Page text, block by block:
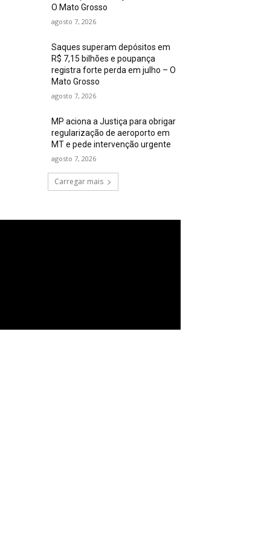
O Mato Grosso
agosto 7, 2026
Saques superam depósitos em
R$ 7,15 bilhões e poupança
registra forte perda em julho – O
Mato Grosso
agosto 7, 2026
MP aciona a Justiça para obrigar
regularização de aeroporto em
MT e pede intervenção urgente
agosto 7, 2026
Carregar mais